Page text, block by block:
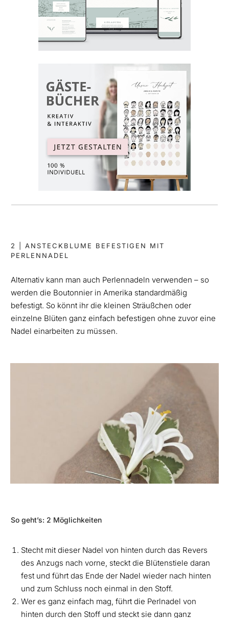
2 | ANSTECKBLUME BEFESTIGEN MIT
PERLENNADEL
Alternativ kann man auch Perlennadeln verwenden – so
werden die Boutonnier in Amerika standardmäßig
befestigt. So könnt ihr die kleinen Sträußchen oder
einzelne Blüten ganz einfach befestigen ohne zuvor eine
Nadel einarbeiten zu müssen.
So geht’s: 2 Möglichkeiten
Stecht mit dieser Nadel von hinten durch das Revers
des Anzugs nach vorne, steckt die Blütenstiele daran
fest und führt das Ende der Nadel wieder nach hinten
und zum Schluss noch einmal in den Stoff.
Wer es ganz einfach mag, führt die Perlnadel von
hinten durch den Stoff und steckt sie dann ganz